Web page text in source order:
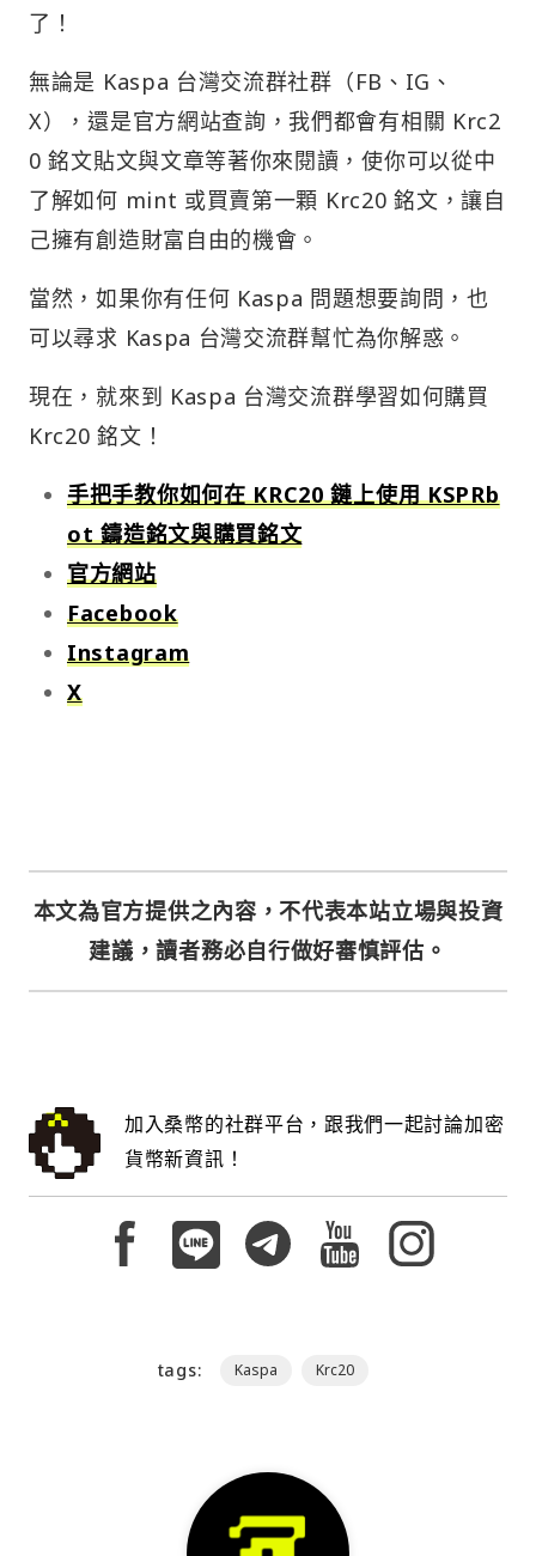
了！
無論是 Kaspa 台灣交流群社群（FB、IG、
X），還是官方網站查詢，我們都會有相關 Krc2
0 銘文貼文與文章等著你來閱讀，使你可以從中
了解如何 mint 或買賣第一顆 Krc20 銘文，讓自
己擁有創造財富自由的機會。
當然，如果你有任何 Kaspa 問題想要詢問，也
可以尋求 Kaspa 台灣交流群幫忙為你解惑。
現在，就來到 Kaspa 台灣交流群學習如何購買
Krc20 銘文！
手把手教你如何在 KRC20 鏈上使用 KSPRb
ot 鑄造銘文與購買銘文
官方網站
Facebook
Instagram
X
本文為官方提供之內容，不代表本站立場與投資
建議，讀者務必自行做好審慎評估。
加入桑幣的社群平台，跟我們一起討論加密
貨幣新資訊！
tags: Kaspa Krc20